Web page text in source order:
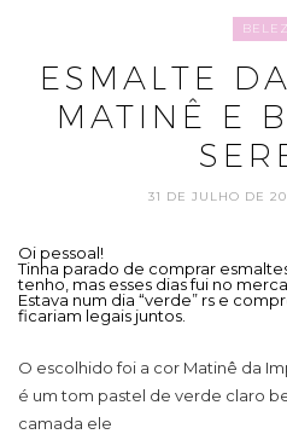
ESMALTE
MATINÊ E
31 DE JULHO DE
Oi pessoal!
Tinha parado de comprar
tenho, mas esses dias fui no
Estava num dia “verde” rs e
ficariam legais juntos.
O escolhido foi a cor Matinê da
é um tom pastel de verde claro
camada ele